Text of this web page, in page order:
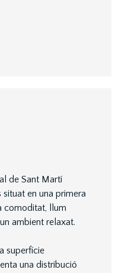
de Sant Martí
en una primera
comoditat, llum
ambient relaxat.
superfície
una distribució